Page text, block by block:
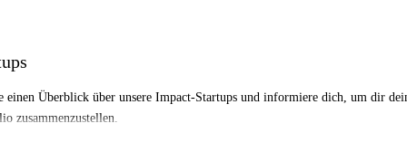
einen Überblick über unsere Impact-Startups und informiere dich, um dir
zusammenzustellen.